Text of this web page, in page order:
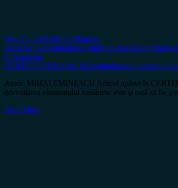
May 13, 2026 Miron Manega
AntetArhivaCertitudinea printEditorialeIstorieModelul
0 Comment
CERTITUDINEA Nr. 202certitudinea.com
Autor: MIHAI EMINESCU Articol apărut în
dezvoltarea elementului românesc este şi cată să fie
Read More